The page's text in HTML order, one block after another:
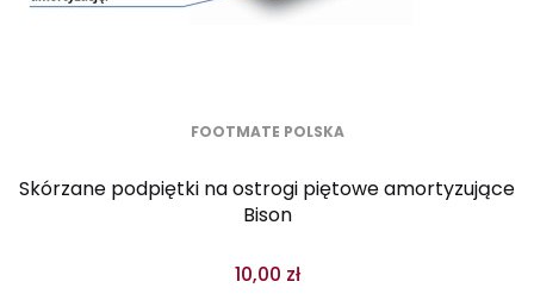
FOOTMATE POLSKA
Skórzane podpiętki na ostrogi piętowe amortyzujące
Bison
10,00 zł